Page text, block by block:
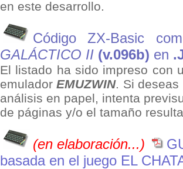
en este desarrollo.
Código ZX-Basic
GALÁCTICO II (v.096b) en
El listado ha sido impreso con
emulador EMUZWIN. Si deseas
análisis en papel, intenta
de páginas y/o el tamaño
(en elaboración...)
basada en el juego EL